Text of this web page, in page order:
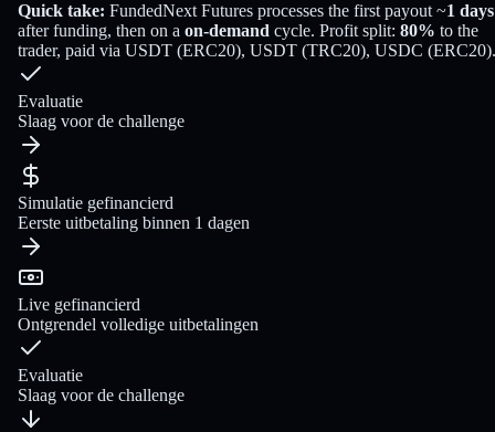
Quick take: FundedNext Futures processes the first payout ~1 days
after funding, then on a on-demand cycle. Profit split: 80% to the
trader, paid via USDT (ERC20), USDT (TRC20), USDC (ERC20).
Evaluatie
Slaag voor de challenge
Simulatie gefinancierd
Eerste uitbetaling binnen 1 dagen
Live gefinancierd
Ontgrendel volledige uitbetalingen
Evaluatie
Slaag voor de challenge